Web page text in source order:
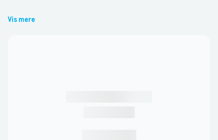
Vis mere